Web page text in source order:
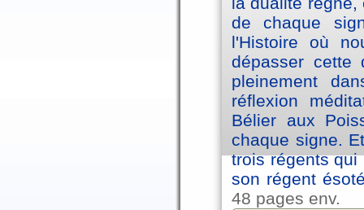
de chaque
l'Histoire où
dépasser cette
pleinement
réflexion
Bélier aux
chaque signe.
trois régents
son régent
48 pages env.